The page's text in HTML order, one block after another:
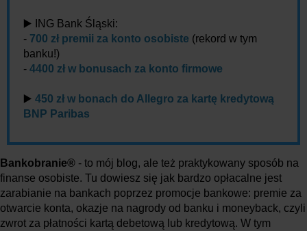
▶️ ING Bank Śląski:
- 700 zł premii za konto osobiste (rekord w tym
banku!)
- 4400 zł w bonusach za konto firmowe
▶️ 450 zł w bonach do Allegro za kartę kredytową
BNP Paribas
Bankobranie® - to mój blog, ale też praktykowany sposób na
finanse osobiste. Tu dowiesz się jak bardzo opłacalne jest
zarabianie na bankach poprzez promocje bankowe: premie za
otwarcie konta, okazje na nagrody od banku i moneyback, czyli
zwrot za płatności kartą debetową lub kredytową. W tym